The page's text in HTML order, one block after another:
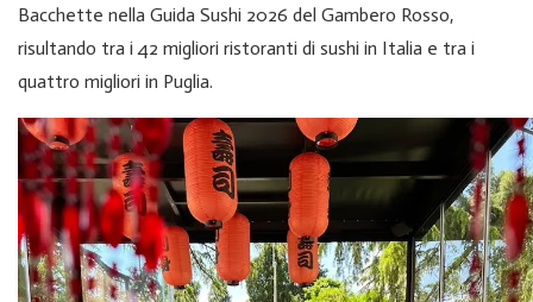
Bacchette nella Guida Sushi 2026 del Gambero Rosso,
risultando tra i 42 migliori ristoranti di sushi in Italia e tra i
quattro migliori in Puglia.